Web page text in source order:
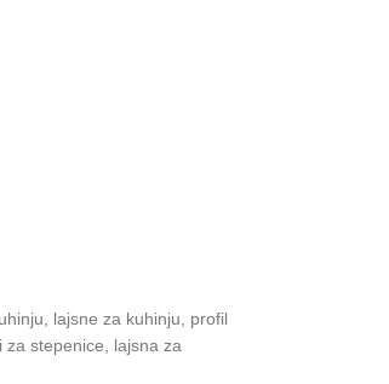
lajsne za kuhinju, profil
stepenice, lajsna za